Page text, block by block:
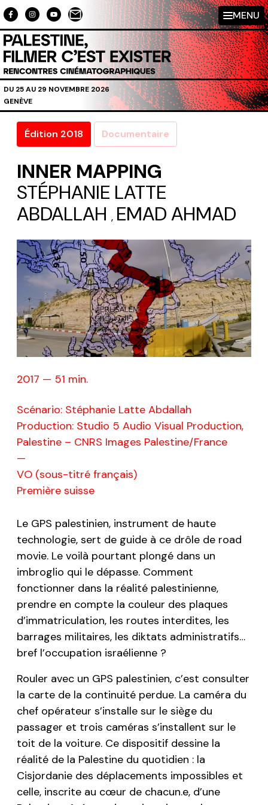
Aller au contenu directement
MENU
DU 25 AU 29 NOVEMBRE 2026
GENÈVE
Édition 2018 Documentaire
INNER MAPPING
STÉPHANIE LATTE
ABDALLAH , EMAD AHMAD
2017 — 51 min.
Scénario: Stéphanie Latte Abdallah
Production: Studio 5 Audio Visual Production,
Palestine – CNRS Images Palestine/France
—
VO (sous-titré français)
Première suisse
Le GPS palestinien, instrument de haute
technologie, sert de guide à ce drôle de road
movie. Le voilà pourtant plongé dans un
imbroglio qui le dépasse. Comment
fonctionner dans la réalité palestinienne,
prendre en compte la couleur des plaques
d’immatriculation, les routes interdites, les
barrages militaires, les diktats administratifs…
bref l’occupation israélienne ?
Rouler avec un GPS palestinien, c’est consulter
la carte de la continuité perdue. La caméra du
chef opérateur s’installe sur le siège du
passager et trois caméras s’installent sur le
toit de la voiture. Ce dispositif dessine la
réalité de la Palestine du quotidien : la
Cisjordanie des déplacements impossibles et
celle, inscrite au cœur de chacun.e, d’une